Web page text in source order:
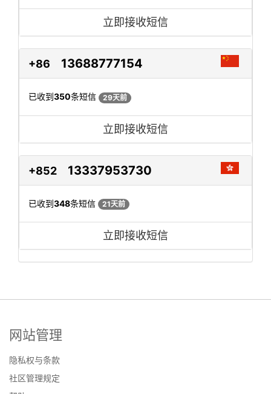
立即接收短信
+86 13688777154
已收到350条短信 29天前
立即接收短信
+852 13337953730
已收到348条短信 21天前
立即接收短信
网站管理
隐私权与条款
社区管理规定